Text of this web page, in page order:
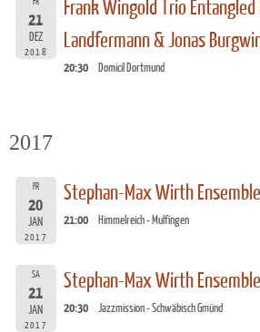
21
DEZ
2018
Frank Wingold Trio
Landfermann & Jonas
20:30 Domicil Dortmund
2017
FR
20
JAN
2017
Stephan-Max Wirth Ensemble
21:00 Himmelreich - Mulfingen
SA
21
JAN
2017
Stephan-Max Wirth Ensemble
20:30 Jazzmission - Schwäbisch Gmünd